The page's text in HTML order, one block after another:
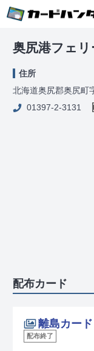
奥尻港フェ
住所
北海道奥尻郡奥尻町
01397-2-3131
配布カード
離島カー
配布終了